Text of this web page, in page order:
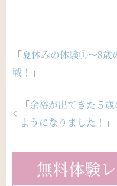
「夏休みの体験①〜8歳
戦！ 」
「余裕が出てきた５
ようになりました！ 」
無料体験